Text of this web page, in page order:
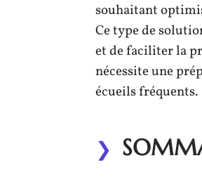
souhaitant
Ce type de
et de faciliter la
nécessite une
écueils fréquents.